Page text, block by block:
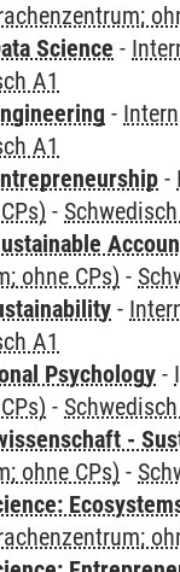
Science -
A1
-
A1
-
-
ohne CPs) -
-
A1
Psychology -
-
-
ohne CPs) -